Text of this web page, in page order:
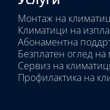
Монтаж на
Климатици на
Абонаментна
Безплатен оглед на
Сервиз на
Профилактика на